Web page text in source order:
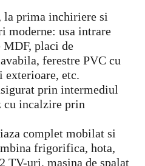
la prima inchiriere si
moderne: usa intrare
placi de
ferestre PVC cu
exterioare, etc.
prin intermediul
cu incalzire prin
complet mobilat si
frigorifica, hota,
TV-uri, masina de spalat